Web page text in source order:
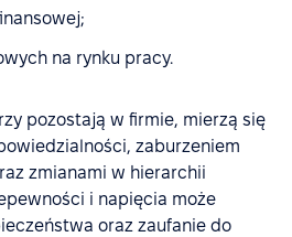
na rynku pracy.
pozostają w firmie, mierzą się
zaburzeniem
zmianami w hierarchii
i napięcia może
oraz zaufanie do